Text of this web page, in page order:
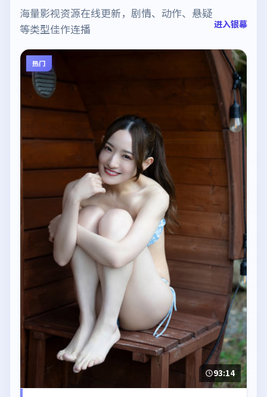
海量影视资源在线更新，剧情、动作、悬疑
等类型佳作连播
进入银幕
热门
93:14